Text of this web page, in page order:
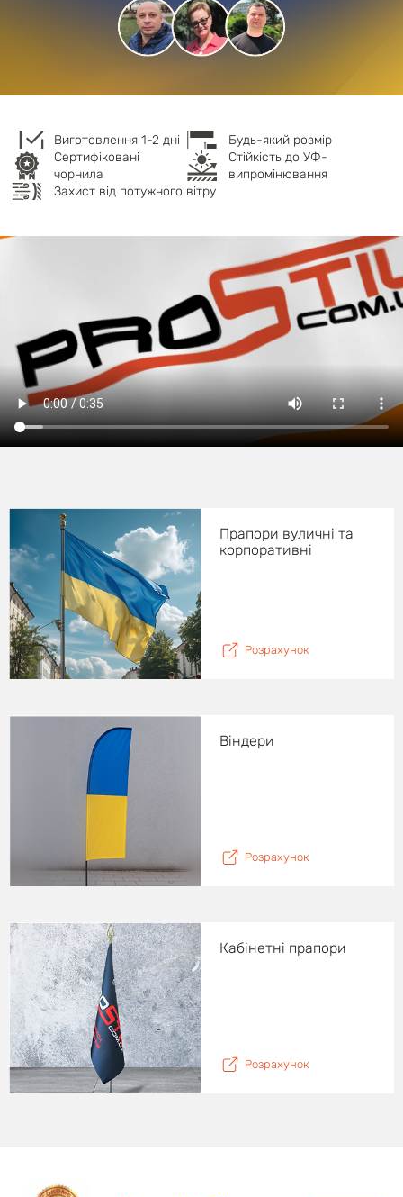
Виготовлення 1-2 дні
Будь-який розмір
Cертифіковані
чорнила
Стійкість до УФ-
випромінювання
Захист від потужного вітру
Прапори вуличні та
корпоративні
Розрахунок
Віндери
Розрахунок
Кабінетні прапори
Розрахунок